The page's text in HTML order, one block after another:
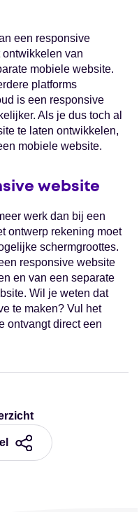
een responsive
van
mobiele website.
platforms
is een responsive
Als je dus toch al
te laten ontwikkelen,
mobiele website.
website
werk dan bij een
ontwerp rekening moet
schermgroottes.
responsive website
en van een separate
Wil je weten dat
te maken? Vul het
ontvangt direct een